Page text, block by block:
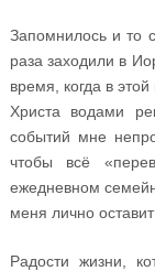
Запомнилось и то
раза заходили в
время, когда в
Христа водами
событий мне
чтобы всё
ежедневном
меня лично
Радости жизни,